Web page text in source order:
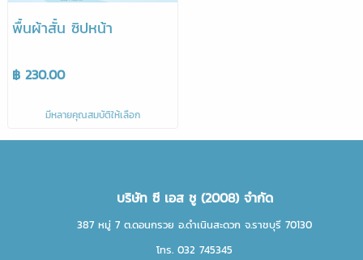
พื้นผ้าสั้น ซิปหน้า
฿ 230.00
มีหลายคุณสมบัติให้เลือก
บริษัท ซี เอส ชู (2008) จำกัด
387 หมู่ 7 ต.ดอนกรวย อ.ดำเนินสะดวก จ.ราชบุรี 70130
โทร. 032 745345